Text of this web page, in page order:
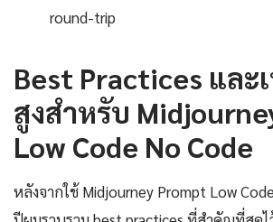
round-trip
Best Practices แล
สูงสำหรับ
Low Code No Code
หลังจากใช้ Midjourney Prompt Low